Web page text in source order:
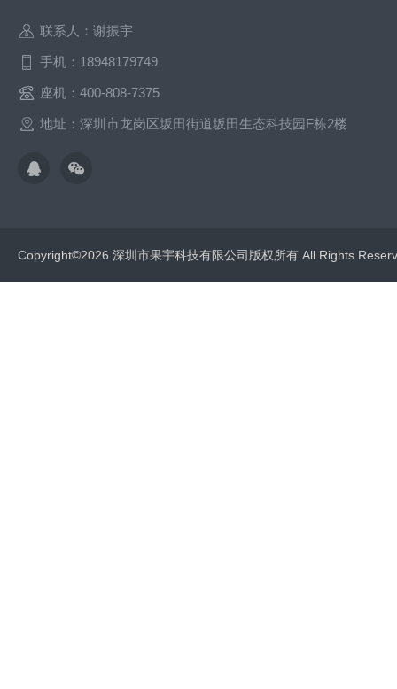
联系人：谢振宇
手机：18948179749
座机：400-808-7375
地址：深圳市龙岗区坂田街道坂田生态科技园F栋2楼
Copyright©2026 深圳市果宇科技有限公司版权所有 All Rights